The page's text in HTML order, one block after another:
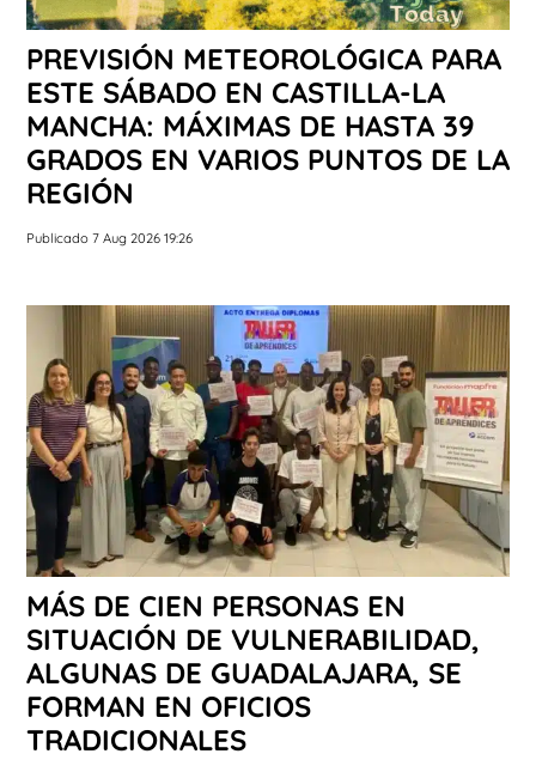
PREVISIÓN METEOROLÓGICA PARA
ESTE SÁBADO EN CASTILLA-LA
MANCHA: MÁXIMAS DE HASTA 39
GRADOS EN VARIOS PUNTOS DE LA
REGIÓN
Publicado 7 Aug 2026 19:26
MÁS DE CIEN PERSONAS EN
SITUACIÓN DE VULNERABILIDAD,
ALGUNAS DE GUADALAJARA, SE
FORMAN EN OFICIOS
TRADICIONALES